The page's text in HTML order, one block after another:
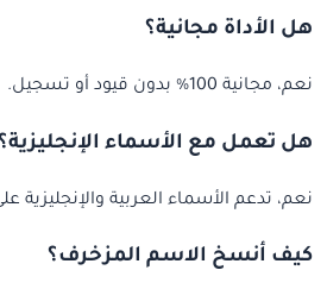
هل الأداة مجانية؟
نعم، مجانية 100% بدون قيود أو تسجيل.
هل تعمل مع الأسماء
نعم، تدعم الأسماء العربية والإنجليزية
كيف أنسخ الاسم المزخرف؟